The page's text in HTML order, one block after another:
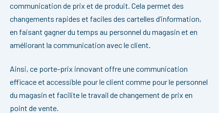
communication de prix et de produit. Cela permet des
changements rapides et faciles des cartelles d’information,
en faisant gagner du temps au personnel du magasin et en
améliorant la communication avec le client.
Ainsi, ce porte-prix innovant offre une communication
efficace et accessible pour le client comme pour le personnel
du magasin et facilite le travail de changement de prix en
point de vente.